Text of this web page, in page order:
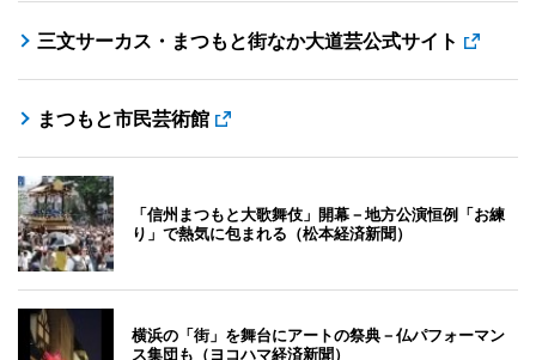
三文サーカス・まつもと街なか大道芸公式サイト
まつもと市民芸術館
「信州まつもと大歌舞伎」開幕－地方公演恒例「お練
り」で熱気に包まれる（松本経済新聞）
横浜の「街」を舞台にアートの祭典－仏パフォーマン
ス集団も（ヨコハマ経済新聞）